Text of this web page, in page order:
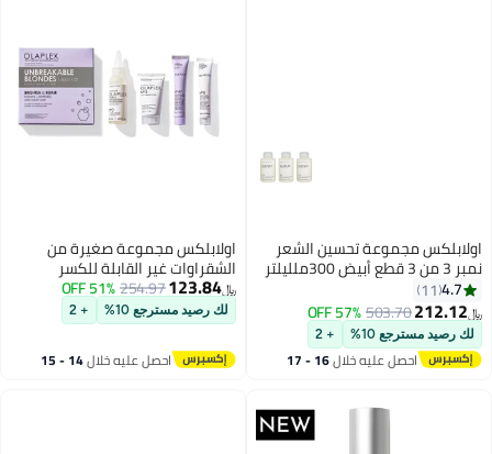
اولابلكس مجموعة تحسين الشعر
نمبر 3 من 3 قطع أبيض 300ملليلتر
4.7
11
﷼‏212.12
503.70
57% OFF
لك رصيد مسترجع 10% + 2
احصل عليه خلال 16 - 17
اولابلكس مجموعة صغيرة من
الشقراوات غير القابلة للكسر
﷼‏123.84
254.97
51% OFF
لك رصيد مسترجع 10% + 2
احصل عليه خلال 14 - 15